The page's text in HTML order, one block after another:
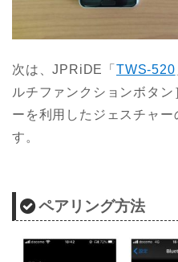
次は、JPRiDE「 TWS-520
ルチファンクションボタ
ーを利用したジェスチャー
す。
ペアリング方法